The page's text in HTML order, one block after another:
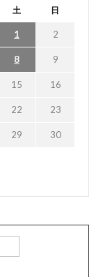
土 日
1 2
8 9
15 16
22 23
29 30